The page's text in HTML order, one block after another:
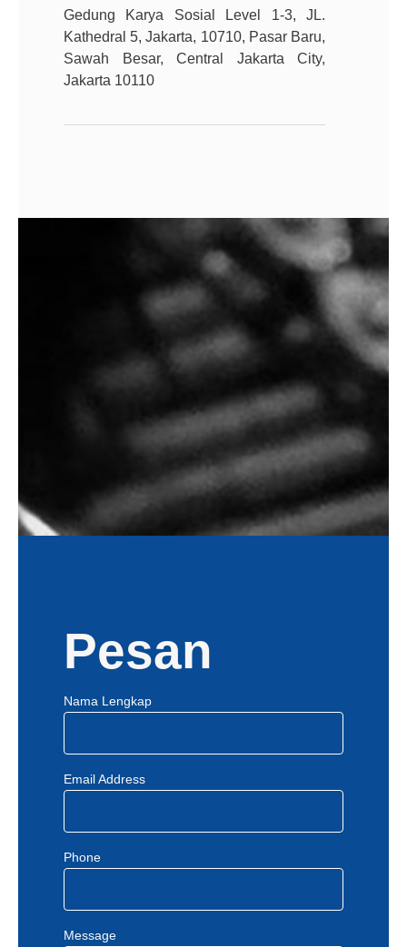
Gedung Karya Sosial Level 1-3, JL.
Kathedral 5, Jakarta, 10710, Pasar Baru,
Sawah Besar, Central Jakarta City,
Jakarta 10110
Pesan
Nama Lengkap
Email Address
Phone
Message